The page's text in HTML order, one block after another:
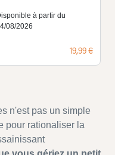
à partir du
08/2026
Prix
19,99 €
n'est pas un simple
pour rationaliser la